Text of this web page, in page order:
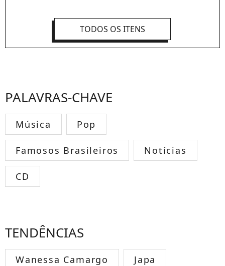
TODOS OS ITENS
PALAVRAS-CHAVE
Música Pop
Famosos Brasileiros Notícias
CD
TENDÊNCIAS
Wanessa Camargo Japa